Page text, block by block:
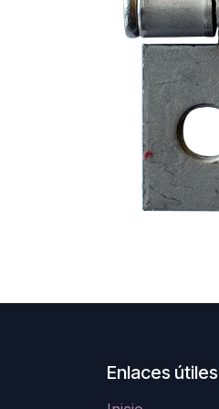
Enlaces útiles